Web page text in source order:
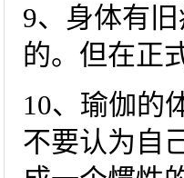
9、身体有
的。但在正
10、瑜伽的
不要认为自